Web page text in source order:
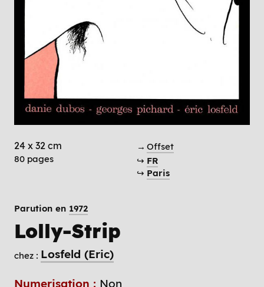
24 x 32 cm
80 pages
→ Offset
↪ FR
↪ Paris
Parution en 1972
Lolly-Strip
chez : Losfeld (Eric)
Numerisation : Non